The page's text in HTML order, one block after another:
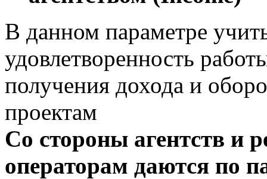
В данном параметре
удовлетворенность
получения дохода и
проектам
Со стороны агентств и
операторам даются по